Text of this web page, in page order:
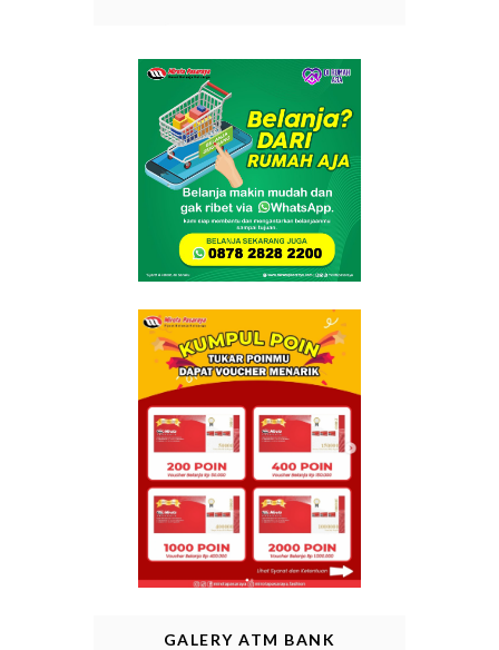
GALERY ATM BANK